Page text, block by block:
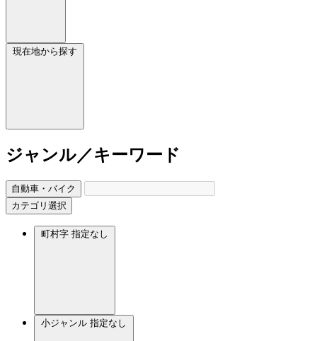
現在地から探す
ジャンル／キーワード
自動車・バイク
カテゴリ選択
町村字 指定なし
小ジャンル 指定なし